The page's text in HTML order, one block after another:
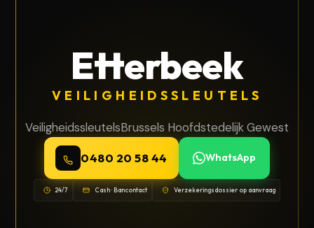
Etterbeek
VEILIGHEIDSSLEUTELS
VeiligheidssleutelsBrussels Hoofdstedelijk Gewest
0480 20 58 44 WhatsApp
24/7 Cash · Bancontact Verzekeringsdossier op aanvraag